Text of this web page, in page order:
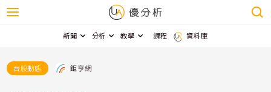
新聞 分析 教學 課程 資料庫
台股動態 鉅亨網